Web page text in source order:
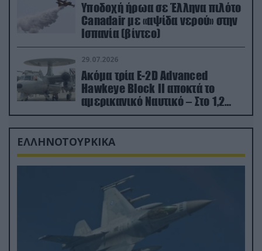
Υποδοχή ήρωα σε Έλληνα πιλότο
Canadair με «αψίδα νερού» στην
Ισπανία (βίντεο)
29.07.2026
Ακόμα τρία E-2D Advanced
Hawkeye Block II αποκτά το
αμερικανικό Ναυτικό – Στο 1,2
δισ.δολάρια το κόστος
ΕΛΛΗΝΟΤΟΥΡΚΙΚΑ